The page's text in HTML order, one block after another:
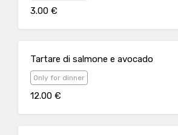
3.00 €
Tartare di salmone e avocado
Only for dinner
12.00 €